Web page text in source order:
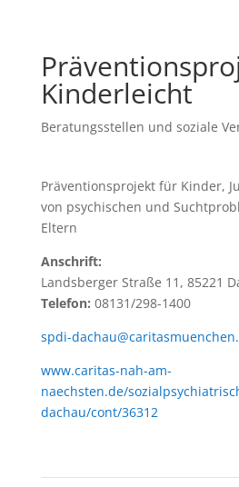
Kinderleicht
Beratungsstellen und soziale
Präventionsprojekt für Kinder,
von psychischen und
Eltern
Anschrift:
Landsberger Straße 11, 85221
Telefon: 08131/298-1400
spdi-
www.caritas-nah-am-
naechsten.de/
dachau/cont/36312